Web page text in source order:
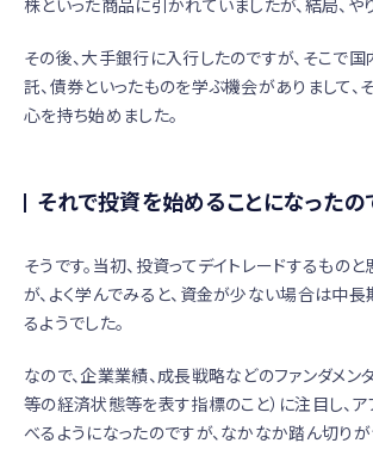
株といった商品に引かれていましたが、結局、や
その後、大手銀行に入行したのですが、そこで
託、債券といったものを学ぶ機会がありまして、
心を持ち始めました。
それで投資を始めることになったの
そうです。当初、投資ってデイトレードするもの
が、よく学んでみると、資金が少ない場合は中
るようでした。
なので、企業業績、成長戦略などのファンダメ
等の経済状態等を表す指標のこと）に注目し、ア
べるようになったのですが、なかなか踏ん切り